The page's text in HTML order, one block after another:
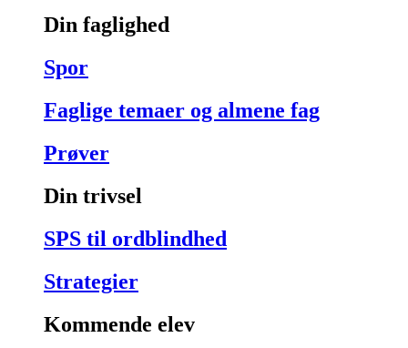
Din faglighed
Spor
Faglige temaer og almene fag
Prøver
Din trivsel
SPS til ordblindhed
Strategier
Kommende elev